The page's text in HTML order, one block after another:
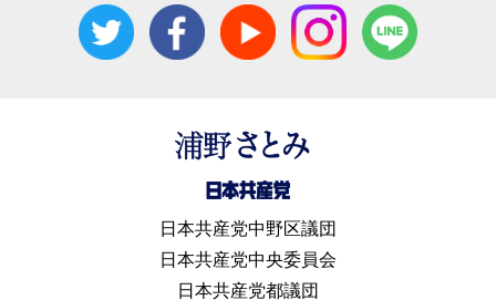
日本共産党中野区議団
日本共産党中央委員会
日本共産党都議団